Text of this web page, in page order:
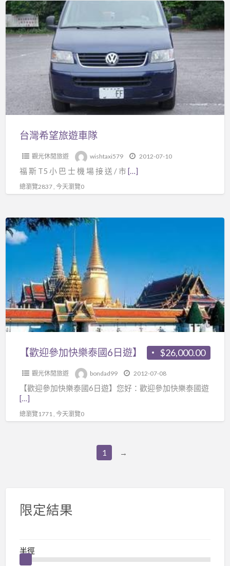
台
灣
希
車
隊
台灣希望旅遊車隊
觀光休閒旅遊 wishtaxi579 2012-07-10
福 斯 T5 小 巴 士 機 場 接 送 / 市 […]
總瀏覽2837 , 今天瀏覽0
【歡
迎
快
樂
泰
國
6
$26,000.00
【歡迎參加快樂泰國6日遊】
觀光休閒旅遊 bondad99 2012-07-08
【歡迎參加快樂泰國6日遊】您好：歡迎參加快樂泰國遊
[…]
總瀏覽1771 , 今天瀏覽0
1 →
限定結果
半徑